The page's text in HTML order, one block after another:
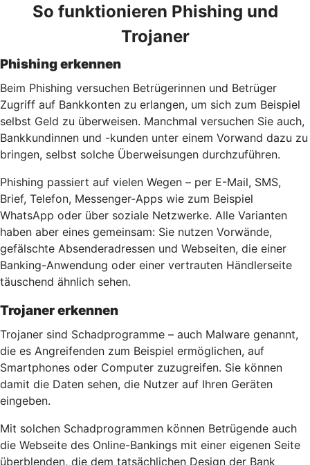
So funktionieren Phishing und
Trojaner
Phishing erkennen
Beim Phishing versuchen Betrügerinnen und Betrüger
Zugriff auf Bankkonten zu erlangen, um sich zum Beispiel
selbst Geld zu überweisen. Manchmal versuchen Sie auch,
Bankkundinnen und -kunden unter einem Vorwand dazu zu
bringen, selbst solche Überweisungen durchzuführen.
Phishing passiert auf vielen Wegen – per E-Mail, SMS,
Brief, Telefon, Messenger-Apps wie zum Beispiel
WhatsApp oder über soziale Netzwerke. Alle Varianten
haben aber eines gemeinsam: Sie nutzen Vorwände,
gefälschte Absenderadressen und Webseiten, die einer
Banking-Anwendung oder einer vertrauten Händlerseite
täuschend ähnlich sehen.
Trojaner erkennen
Trojaner sind Schadprogramme – auch Malware genannt,
die es Angreifenden zum Beispiel ermöglichen, auf
Smartphones oder Computer zuzugreifen. Sie können
damit die Daten sehen, die Nutzer auf Ihren Geräten
eingeben.
Mit solchen Schadprogrammen können Betrügende auch
die Webseite des Online-Bankings mit einer eigenen Seite
überblenden, die dem tatsächlichen Design der Bank